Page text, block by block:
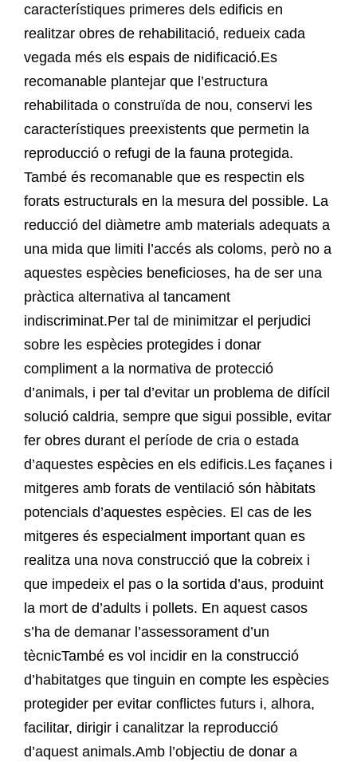
característiques primeres dels edificis en
realitzar obres de rehabilitació, redueix cada
vegada més els espais de nidificació.Es
recomanable plantejar que l’estructura
rehabilitada o construïda de nou, conservi les
característiques preexistents que permetin la
reproducció o refugi de la fauna protegida.
També és recomanable que es respectin els
forats estructurals en la mesura del possible. La
reducció del diàmetre amb materials adequats a
una mida que limiti l’accés als coloms, però no a
aquestes espècies beneficioses, ha de ser una
pràctica alternativa al tancament
indiscriminat.Per tal de minimitzar el perjudici
sobre les espècies protegides i donar
compliment a la normativa de protecció
d’animals, i per tal d’evitar un problema de difícil
solució caldria, sempre que sigui possible, evitar
fer obres durant el període de cria o estada
d’aquestes espècies en els edificis.Les façanes i
mitgeres amb forats de ventilació són hàbitats
potencials d’aquestes espècies. El cas de les
mitgeres és especialment important quan es
realitza una nova construcció que la cobreix i
que impedeix el pas o la sortida d’aus, produint
la mort de d’adults i pollets. En aquest casos
s’ha de demanar l’assessorament d’un
tècnicTambé es vol incidir en la construcció
d’habitatges que tinguin en compte les espècies
protegider per evitar conflictes futurs i, alhora,
facilitar, dirigir i canalitzar la reproducció
d’aquest animals.Amb l’objectiu de donar a